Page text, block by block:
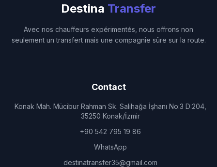
Destina Transfer
Avec nos chauffeurs expérimentés, nous offrons non
seulement un transfert mais une compagnie sûre sur la route.
Contact
Konak Mah. Mücibur Rahman Sk. Salihağa İşhanı No:3 D:204,
35250 Konak/İzmir
+90 542 795 19 86
WhatsApp
destinatransfer35@gmail.com